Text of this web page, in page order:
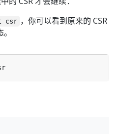
csr ，你可以看到原来的 CSR